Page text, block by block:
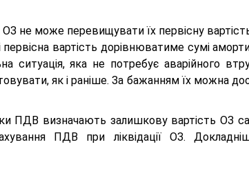
не може перевищувати їх первісну
вартість дорівнюватиме сумі
яка не потребує аварійного
як і раніше. За бажанням їх можна
ПДВ визначають залишкову вартість ОЗ
ПДВ при ліквідації ОЗ.